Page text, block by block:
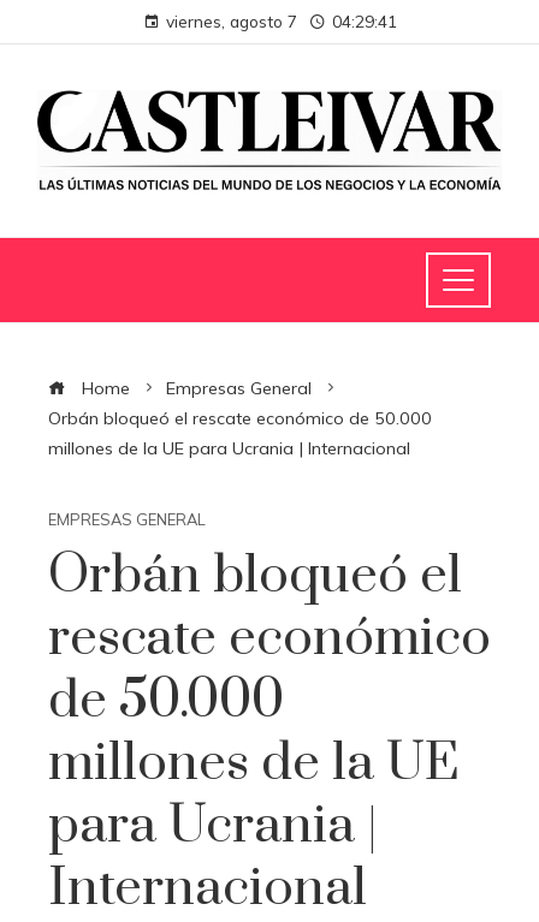
viernes, agosto 7 04:29:42
Home
Empresas General
Orbán bloqueó el rescate económico de 50.000
millones de la UE para Ucrania | Internacional
EMPRESAS GENERAL
Orbán bloqueó el
rescate económico
de 50.000
millones de la UE
para Ucrania |
Internacional